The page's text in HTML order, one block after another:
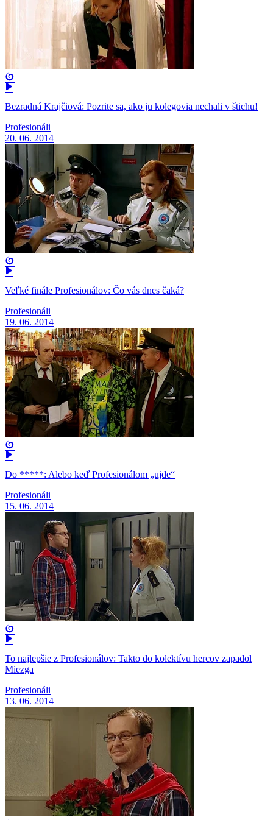
Bezradná Krajčiová: Pozrite sa, ako ju kolegovia nechali v štichu!
Profesionáli
20. 06. 2014
Veľké finále Profesionálov: Čo vás dnes čaká?
Profesionáli
19. 06. 2014
Do *****: Alebo keď Profesionálom „ujde“
Profesionáli
15. 06. 2014
To najlepšie z Profesionálov: Takto do kolektívu hercov zapadol
Miezga
Profesionáli
13. 06. 2014